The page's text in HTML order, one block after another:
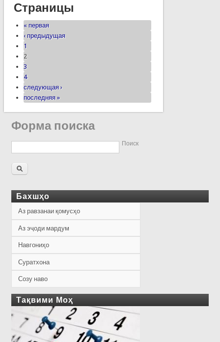
Страницы
« первая
‹ предыдущая
1
2
3
4
следующая ›
последняя »
Форма поиска
Поиск
Бахшҳо
Аз равзанаи қомусҳо
Аз эҷоди мардум
Навгониҳо
Суратхона
Созу наво
Тақвими Моҳ